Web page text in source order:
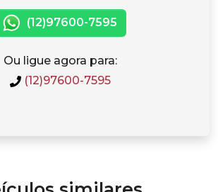
(12)97600-7595
Ou ligue agora para:
(12)97600-7595